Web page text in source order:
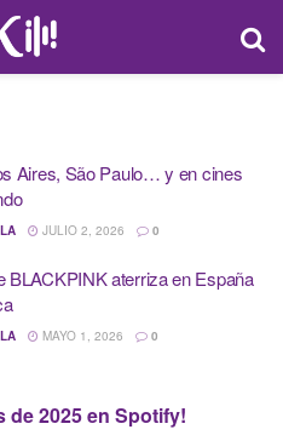
Aires, São Paulo… y en cines
JULIO 2, 2026 0
BLACKPINK aterriza en España
MAYO 1, 2026 0
de 2025 en Spotify!